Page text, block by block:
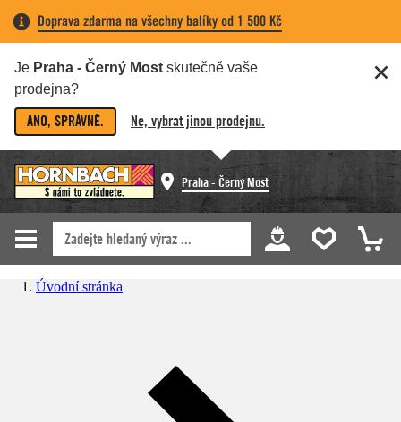
Doprava zdarma na všechny balíky od 1 500 Kč
Je Praha - Černý Most skutečně vaše
prodejna?
ANO, SPRÁVNĚ. Ne, vybrat jinou prodejnu.
Praha - Černý Most
Úvodní stránka